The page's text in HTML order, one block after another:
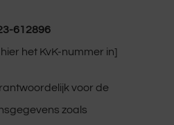
612896
hier het KvK-nummer in]
voor de
zoals